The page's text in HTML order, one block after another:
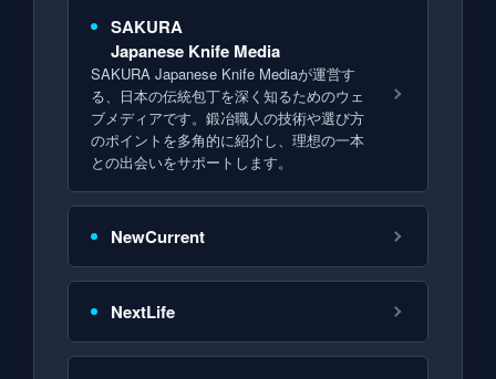
SAKURA
Japanese Knife Media
SAKURA Japanese Knife Mediaが運営す
る、日本の伝統包丁を深く知るためのウェ
ブメディアです。鍛冶職人の技術や選び方
のポイントを多角的に紹介し、理想の一本
との出会いをサポートします。
NewCurrent
NextLife